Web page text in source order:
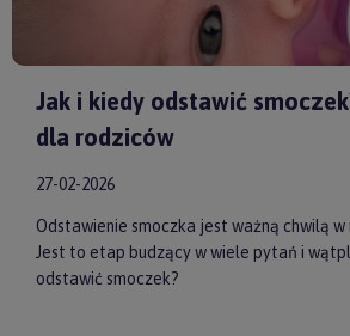
Jak i kiedy odstawić
dla rodziców
27-02-2026
Odstawienie smoczka jest ważną chwilą
Jest to etap budzący w wiele pytań i
odstawić smoczek?